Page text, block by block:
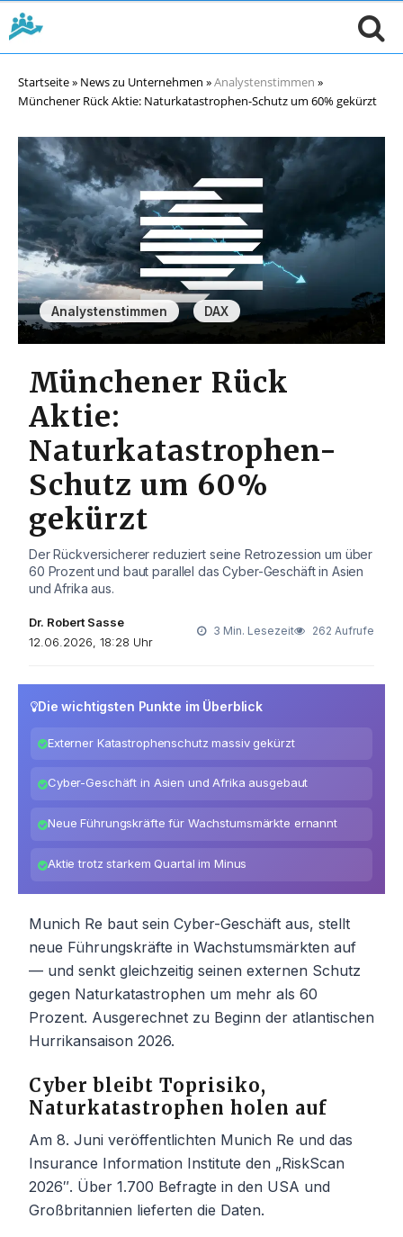
Startseite» News zu Unternehmen »Analystenstimmen »
Münchener Rück Aktie: Naturkatastrophen-Schutz um 60% gekürzt
Analystenstimmen , DAX
Münchener Rück
Aktie:
Naturkatastrophen-
Schutz um 60%
gekürzt
Der Rückversicherer reduziert seine Retrozession um über
60 Prozent und baut parallel das Cyber-Geschäft in Asien
und Afrika aus.
Dr. Robert Sasse
12.06.2026, 18:28 Uhr
3 Min. Lesezeit 262 Aufrufe
Die wichtigsten Punkte im Überblick
Externer Katastrophenschutz massiv gekürzt
Cyber-Geschäft in Asien und Afrika ausgebaut
Neue Führungskräfte für Wachstumsmärkte ernannt
Aktie trotz starkem Quartal im Minus
Munich Re baut sein Cyber-Geschäft aus, stellt
neue Führungskräfte in Wachstumsmärkten auf
— und senkt gleichzeitig seinen externen Schutz
gegen Naturkatastrophen um mehr als 60
Prozent. Ausgerechnet zu Beginn der atlantischen
Hurrikansaison 2026.
Cyber bleibt Toprisiko,
Naturkatastrophen holen auf
Am 8. Juni veröffentlichten Munich Re und das
Insurance Information Institute den „RiskScan
2026″. Über 1.700 Befragte in den USA und
Großbritannien lieferten die Daten.